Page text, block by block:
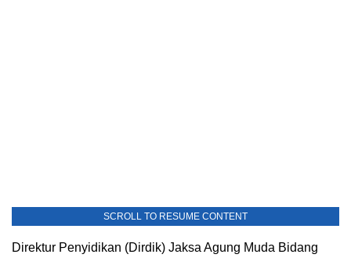
SCROLL TO RESUME CONTENT
Direktur Penyidikan (Dirdik) Jaksa Agung Muda Bidang